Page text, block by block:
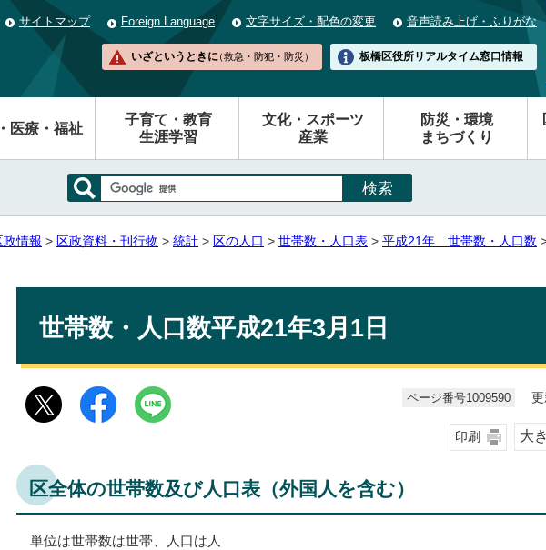
サイトマップ Foreign Language 文字サイズ・配色の変更 音声読み上げ・ふりがな
いざというときに（救急・防犯・防災） 板橋区役所リアルタイム窓口情報
医療・福祉
子育て・教育
生涯学習
文化・スポーツ
産業
防災・環境
まちづくり
政情報 > 区政資料・刊行物 > 統計 > 区の人口 > 世帯数・人口表 > 平成21年 世帯数・人口数
世帯数・人口数平成21年3月1日
ページ番号1009590 更
印刷 大
区全体の世帯数及び人口表（外国人を含む）
単位は世帯数は世帯、人口は人